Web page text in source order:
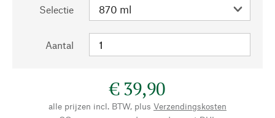
Selectie
Aantal
€ 39,90
alle prijzen incl. BTW, plus Verzendingskosten